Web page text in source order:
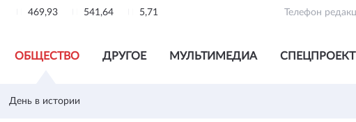
469,93 541,64 5,71 Телефон
ОБЩЕСТВО ДРУГОЕ МУЛЬТИМЕДИА СПЕЦПРОЕКТ
День в истории